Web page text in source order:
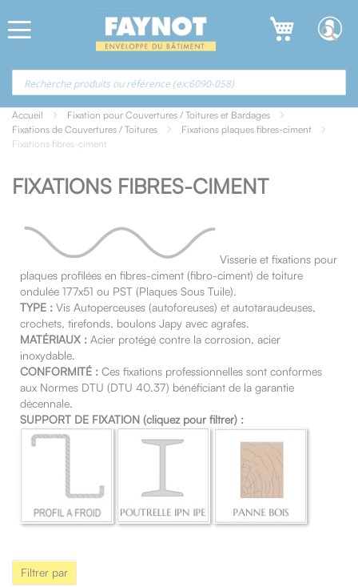
au
contenu
Accueil
Fixation pour Couvertures / Toitures et Bardages
Fixations de Couvertures / Toitures
Fixations plaques fibres-ciment
Fixations fibres-ciment
FIXATIONS FIBRES-CIMENT
Visserie et fixations pour
plaques profilées en fibres-ciment (fibro-ciment) de toiture
ondulée 177x51 ou PST (Plaques Sous Tuile).
TYPE : Vis Autoperceuses (autoforeuses) et autotaraudeuses,
crochets, tirefonds, boulons Japy avec agrafes.
MATÉRIAUX : Acier protégé contre la corrosion, acier
inoxydable.
CONFORMITÉ : Ces fixations professionnelles sont conformes
aux Normes DTU (DTU 40.37) bénéficiant de la garantie
décennale.
SUPPORT DE FIXATION (cliquez pour filtrer) :
Filtrer par